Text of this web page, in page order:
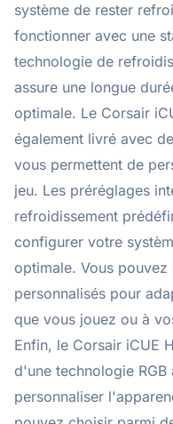
système de rester
fonctionner avec une
technologie de
assure une longue
optimale. Le Corsair
également livré avec
vous permettent de
jeu. Les préréglages
refroidissement
configurer votre
optimale. Vous
personnalisés pour
que vous jouez ou à
Enfin, le Corsair iCUE
d'une technologie
personnaliser